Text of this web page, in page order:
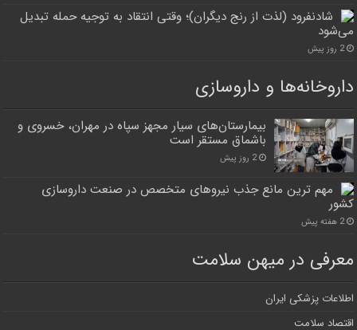
شادنفرود (لذت از رنج دیگران)؛ وقتی انتقاد به توجیه حمله تبدیل
می‌شود
2 روز پیش
داروخانه‌ها و داروسازی
بیمارستان‌های سیار مجهز سپاه در مهران، خسروی و
باشماق مستقر است
2 روز پیش
مهم ترین مانع جذب نیروهای متخصص در صنعت داروسازی
کشور
2 هفته پیش
معرفی در میهن سلامت
اطلاعات پزشکی ایران
اقتصاد سلامت